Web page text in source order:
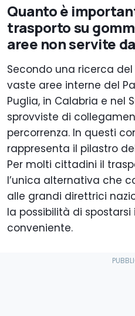
Quanto è
trasporto su
aree non servite
Secondo una ricerca
vaste aree interne del
Puglia, in Calabria e nel
sprovviste di
percorrenza. In questi
rappresenta il pilastro
Per molti cittadini il
l’unica alternativa che
alle grandi direttrici
la possibilità di
conveniente.